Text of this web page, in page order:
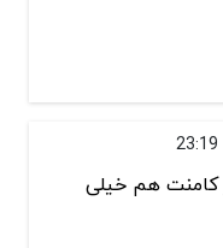
کامنت هم خیلی